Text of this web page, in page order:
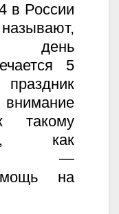
в России
день
5
такому
как
—
на